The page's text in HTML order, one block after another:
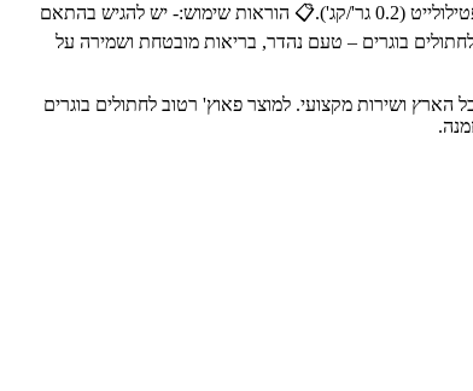
לשמירה על טריות ונוחות בהאכלה.📝 רכיבים עיקריים:בשר ומוצרי בשר, דגנים, תוצרים ממוצא צמחי, תמציות חלבון מן הצומח, מינרלים, סוכרים למיניהם, קלינופטילולייט (0.2 גר'/קג').📋 הוראות שימוש:- יש להגיש בהתאם
לחתולים בוגרים – טעם נהדר, בריאות מובטחת ושמירה על
עם משלוח מהיר לכל הארץ ושירות מקצועי. למוצר פאוץ' רטוב לחתולים בוגרים